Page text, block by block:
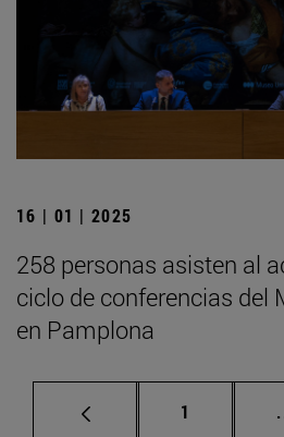
16 | 01 | 2025
258 personas asisten al
ciclo de conferencias del
en Pamplona
Página
1